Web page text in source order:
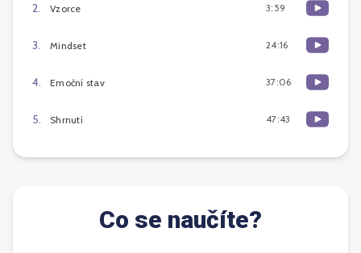
2. Vzorce 3:59
3. Mindset 24:16
4. Emoční stav 37:06
5. Shrnutí 47:43
Co se naučíte?